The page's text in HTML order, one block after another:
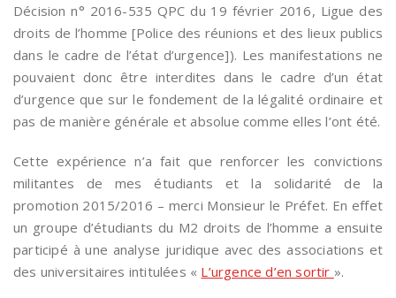
Décision n° 2016-535 QPC du 19 février 2016, Ligue des
droits de l’homme [Police des réunions et des lieux publics
dans le cadre de l’état d’urgence]). Les manifestations ne
pouvaient donc être interdites dans le cadre d’un état
d’urgence que sur le fondement de la légalité ordinaire et
pas de manière générale et absolue comme elles l’ont été.
Cette expérience n’a fait que renforcer les convictions
militantes de mes étudiants et la solidarité de la
promotion 2015/2016 – merci Monsieur le Préfet. En effet
un groupe d’étudiants du M2 droits de l’homme a ensuite
participé à une analyse juridique avec des associations et
des universitaires intitulées « L’urgence d’en sortir ».